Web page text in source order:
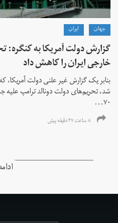
جهان ايران
خارجی ایران را کاهش داد
بنابر یک گزارش غیر علنی دولت آمریکا، که
۷۰...
۸ ساعت ۲۷ دقیقه پیش